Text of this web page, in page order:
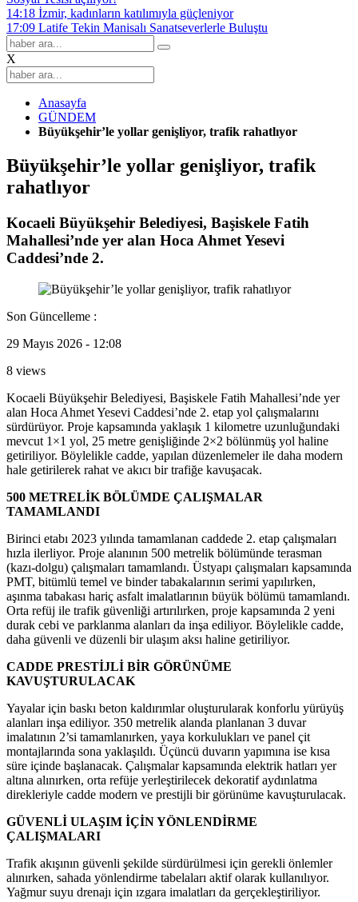
14:18 İzmir, kadınların katılımıyla güçleniyor
17:09 Latife Tekin Manisalı Sanatseverlerle Buluştu
X
Anasayfa
GÜNDEM
Büyükşehir’le yollar genişliyor, trafik rahatlıyor
Büyükşehir’le yollar genişliyor, trafik
rahatlıyor
Kocaeli Büyükşehir Belediyesi, Başiskele Fatih
Mahallesi’nde yer alan Hoca Ahmet Yesevi
Caddesi’nde 2.
Son Güncelleme :
29 Mayıs 2026 - 12:08
8 views
Kocaeli Büyükşehir Belediyesi, Başiskele Fatih Mahallesi’nde yer
alan Hoca Ahmet Yesevi Caddesi’nde 2. etap yol çalışmalarını
sürdürüyor. Proje kapsamında yaklaşık 1 kilometre uzunluğundaki
mevcut 1×1 yol, 25 metre genişliğinde 2×2 bölünmüş yol haline
getiriliyor. Böylelikle cadde, yapılan düzenlemeler ile daha modern
hale getirilerek rahat ve akıcı bir trafiğe kavuşacak.
500 METRELİK BÖLÜMDE ÇALIŞMALAR
TAMAMLANDI
Birinci etabı 2023 yılında tamamlanan caddede 2. etap çalışmaları
hızla ilerliyor. Proje alanının 500 metrelik bölümünde terasman
(kazı-dolgu) çalışmaları tamamlandı. Üstyapı çalışmaları kapsamında
PMT, bitümlü temel ve binder tabakalarının serimi yapılırken,
aşınma tabakası hariç asfalt imalatlarının büyük bölümü tamamlandı.
Orta refüj ile trafik güvenliği artırılırken, proje kapsamında 2 yeni
durak cebi ve parklanma alanları da inşa ediliyor. Böylelikle cadde,
daha güvenli ve düzenli bir ulaşım aksı haline getiriliyor.
CADDE PRESTİJLİ BİR GÖRÜNÜME
KAVUŞTURULACAK
Yayalar için baskı beton kaldırımlar oluşturularak konforlu yürüyüş
alanları inşa ediliyor. 350 metrelik alanda planlanan 3 duvar
imalatının 2’si tamamlanırken, yaya korkulukları ve panel çit
montajlarında sona yaklaşıldı. Üçüncü duvarın yapımına ise kısa
süre içinde başlanacak. Çalışmalar kapsamında elektrik hatları yer
altına alınırken, orta refüje yerleştirilecek dekoratif aydınlatma
direkleriyle cadde modern ve prestijli bir görünüme kavuşturulacak.
GÜVENLİ ULAŞIM İÇİN YÖNLENDİRME
ÇALIŞMALARI
Trafik akışının güvenli şekilde sürdürülmesi için gerekli önlemler
alınırken, sahada yönlendirme tabelaları aktif olarak kullanılıyor.
Yağmur suyu drenajı için ızgara imalatları da gerçekleştiriliyor.